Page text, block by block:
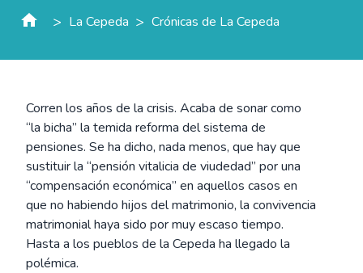
> La Cepeda > Crónicas de La Cepeda
Corren los años de la crisis. Acaba de sonar como
“la bicha” la temida reforma del sistema de
pensiones. Se ha dicho, nada menos, que hay que
sustituir la “pensión vitalicia de viudedad” por una
“compensación económica” en aquellos casos en
que no habiendo hijos del matrimonio, la convivencia
matrimonial haya sido por muy escaso tiempo.
Hasta a los pueblos de la Cepeda ha llegado la
polémica.